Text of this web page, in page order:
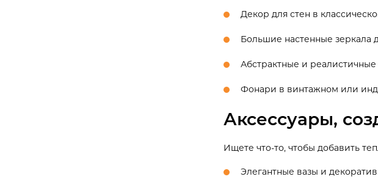
Декор для стен в
Большие настенные зеркала
Абстрактные и
Фонари в винтажном или
Аксессуары,
Ищете что-то, чтобы добавить
Элегантные вазы и